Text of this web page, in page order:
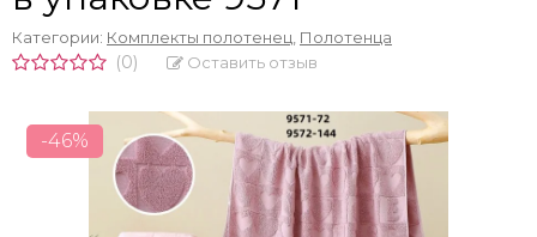
Категории: Комплекты полотенец Полотенца
(0) Оставить отзыв
-46%